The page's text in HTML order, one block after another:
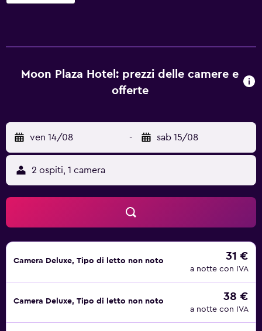
Moon Plaza Hotel: prezzi delle camere e
offerte
ven 14/08 - sab 15/08
2 ospiti, 1 camera
Camera Deluxe, Tipo di letto non noto 31 €
a notte con IVA
Camera Deluxe, Tipo di letto non noto 38 €
a notte con IVA